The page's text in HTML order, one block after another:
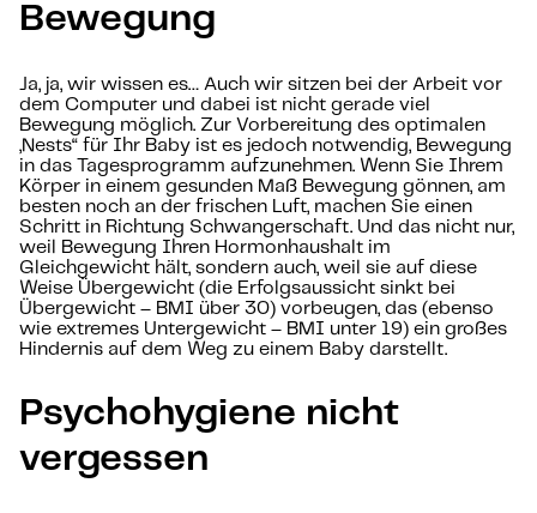
Bewegung
Ja, ja, wir wissen es… Auch wir sitzen bei der Arbeit vor
dem Computer und dabei ist nicht gerade viel
Bewegung möglich. Zur Vorbereitung des optimalen
„Nests“ für Ihr Baby ist es jedoch notwendig, Bewegung
in das Tagesprogramm aufzunehmen. Wenn Sie Ihrem
Körper in einem gesunden Maß Bewegung gönnen, am
besten noch an der frischen Luft, machen Sie einen
Schritt in Richtung Schwangerschaft. Und das nicht nur,
weil Bewegung Ihren Hormonhaushalt im
Gleichgewicht hält, sondern auch, weil sie auf diese
Weise Übergewicht (die Erfolgsaussicht sinkt bei
Übergewicht – BMI über 30) vorbeugen, das (ebenso
wie extremes Untergewicht – BMI unter 19) ein großes
Hindernis auf dem Weg zu einem Baby darstellt.
Psychohygiene nicht
vergessen